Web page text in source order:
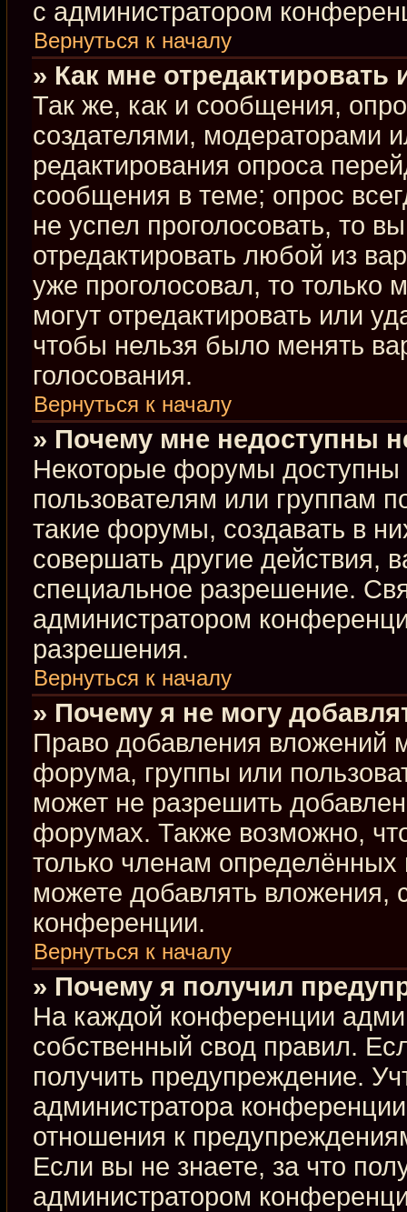
с администратором
Вернуться к началу
» Как мне отредактировать
Так же, как и сообщения,
создателями, модераторами
редактирования опроса
сообщения в теме; опрос
не успел проголосовать, то
отредактировать любой из
уже проголосовал, то
могут отредактировать или
чтобы нельзя было менять
голосования.
Вернуться к началу
» Почему мне недоступны
Некоторые форумы доступны
пользователям или группам
такие форумы, создавать в
совершать другие действия,
специальное разрешение.
администратором
разрешения.
Вернуться к началу
» Почему я не могу
Право добавления вложений
форума, группы или
может не разрешить
форумах. Также возможно,
только членам
можете добавлять вложения,
конференции.
Вернуться к началу
» Почему я получил
На каждой конференции
собственный свод правил.
получить предупреждение.
администратора
отношения к
Если вы не знаете, за что
администратором